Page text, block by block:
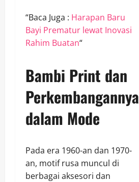
“Baca Juga : Harapan Baru
Bayi Prematur lewat Inovasi
Rahim Buatan“
Bambi Print dan
Perkembangannya
dalam Mode
Pada era 1960-an dan 1970-
an, motif rusa muncul di
berbagai aksesori dan